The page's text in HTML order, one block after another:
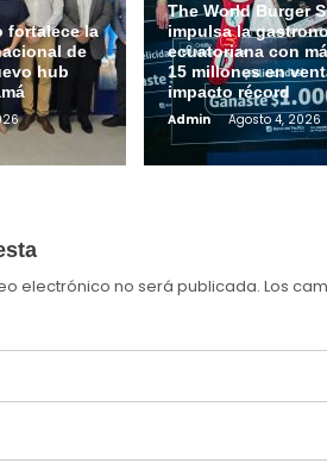
fortalece la
de
hub
The World Burger
impulsa la
ecuatoriana con
15 millones en
impacto récord
Admin Agosto 4, 2026
electrónico no será publicada. Los